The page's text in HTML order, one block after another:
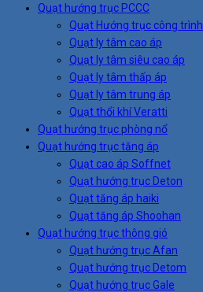
Quạt hướng trục PCCC
Quạt Hướng trục công trình
Quạt ly tâm cao áp
Quạt ly tâm siêu cao áp
Quạt ly tâm thấp áp
Quạt ly tâm trung áp
Quạt thổi khí Veratti
Quạt hướng trục phòng nổ
Quạt hướng trục tăng áp
Quạt cao áp Soffnet
Quạt hướng trục Deton
Quạt tăng áp haiki
Quạt tăng áp Shoohan
Quạt hướng trục thông gió
Quạt hướng trục Afan
Quạt hướng trục Detom
Quạt hướng trục Gale